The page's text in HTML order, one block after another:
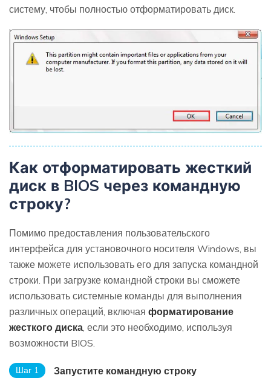
систему, чтобы полностью отформатировать диск.
Как отформатировать жесткий
диск в BIOS через командную
строку?
Помимо предоставления пользовательского
интерфейса для установочного носителя Windows, вы
также можете использовать его для запуска командной
строки. При загрузке командной строки вы сможете
использовать системные команды для выполнения
различных операций, включая форматирование
жесткого диска, если это необходимо, используя
возможности BIOS.
Шаг 1 Запустите командную строку